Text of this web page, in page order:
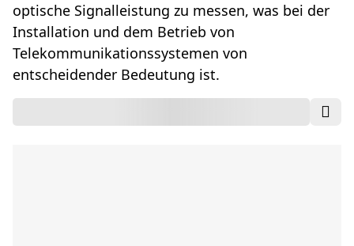
optische Signalleistung zu messen, was bei der
Installation und dem Betrieb von
Telekommunikationssystemen von
entscheidender Bedeutung ist.